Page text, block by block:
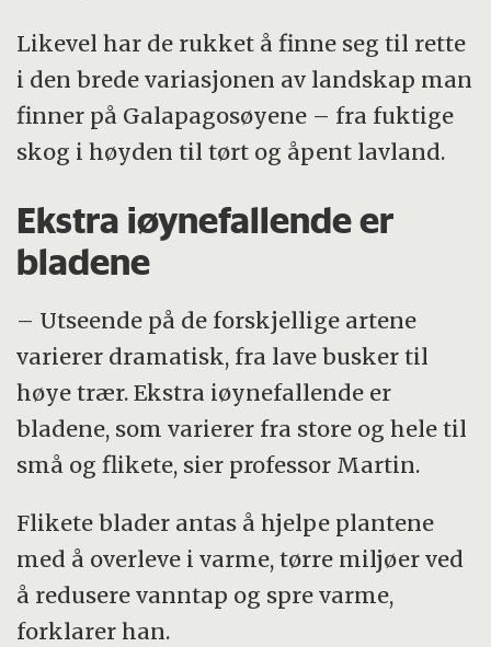
Likevel har de rukket å finne seg til rette
i den brede variasjonen av landskap man
finner på Galapagosøyene – fra fuktige
skog i høyden til tørt og åpent lavland.
Ekstra iøynefallende er
bladene
– Utseende på de forskjellige artene
varierer dramatisk, fra lave busker til
høye trær. Ekstra iøynefallende er
bladene, som varierer fra store og hele til
små og flikete, sier professor Martin.
Flikete blader antas å hjelpe plantene
med å overleve i varme, tørre miljøer ved
å redusere vanntap og spre varme,
forklarer han.